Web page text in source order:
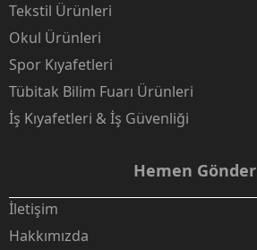
Tekstil Ürünleri
Okul Ürünleri
Spor Kıyafetleri
Tübitak Bilim Fuarı Ürünleri
İş Kıyafetleri & İş Güvenliği
Hemen Gönder
İletişim
Hakkımızda